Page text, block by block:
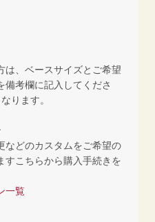
は、ベースサイズとご希望
備考欄に記入してくださ
ります。
などのカスタムをご希望の
すこちらから購入手続きを
一覧